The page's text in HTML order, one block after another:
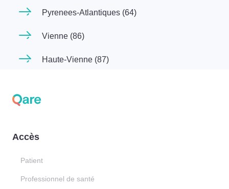
Pyrenees-Atlantiques (64)
Vienne (86)
Haute-Vienne (87)
Accès
Patient
Professionnel de santé